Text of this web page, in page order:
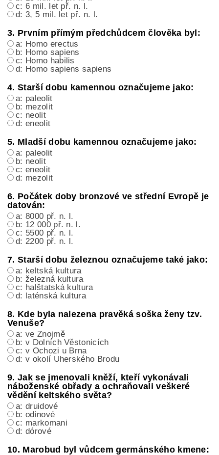
c: 6 mil. let př. n. l.
d: 3, 5 mil. let př. n. l.
3. Prvním přímým předchůdcem člověka byl:
a: Homo erectus
b: Homo sapiens
c: Homo habilis
d: Homo sapiens sapiens
4. Starší dobu kamennou označujeme jako:
a: paleolit
b: mezolit
c: neolit
d: eneolit
5. Mladší dobu kamennou označujeme jako:
a: paleolit
b: neolit
c: eneolit
d: mezolit
6. Počátek doby bronzové ve střední Evropě je
datován:
a: 8000 př. n. l.
b: 12 000 př. n. l.
c: 5500 př. n. l.
d: 2200 př. n. l.
7. Starší dobu železnou označujeme také jako:
a: keltská kultura
b: železná kultura
c: halštatská kultura
d: laténská kultura
8. Kde byla nalezena pravěká soška ženy tzv.
Venuše?
a: ve Znojmě
b: v Dolních Věstonicích
c: v Ochozi u Brna
d: v okolí Uherského Brodu
9. Jak se jmenovali kněží, kteří vykonávali
náboženské obřady a ochraňovali veškeré
vědění keltského světa?
a: druidové
b: odinové
c: markomani
d: dórové
10. Marobud byl vůdcem germánského kmene: